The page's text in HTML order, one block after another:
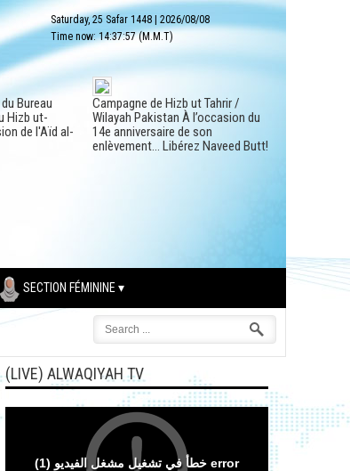
Saturday, 25 Safar 1448
2026/08/08
Time now:14:37:58(M.M.T)
Bureau
Hizb ut-
de l'Aïd al-
Campagne de Hizb ut Tahrir /
Wilayah Pakistan À l’occasion du
14e anniversaire de son
enlèvement… Libérez Naveed Butt!
SECTION FÉMININE
(LIVE) ALWAQIYAH TV